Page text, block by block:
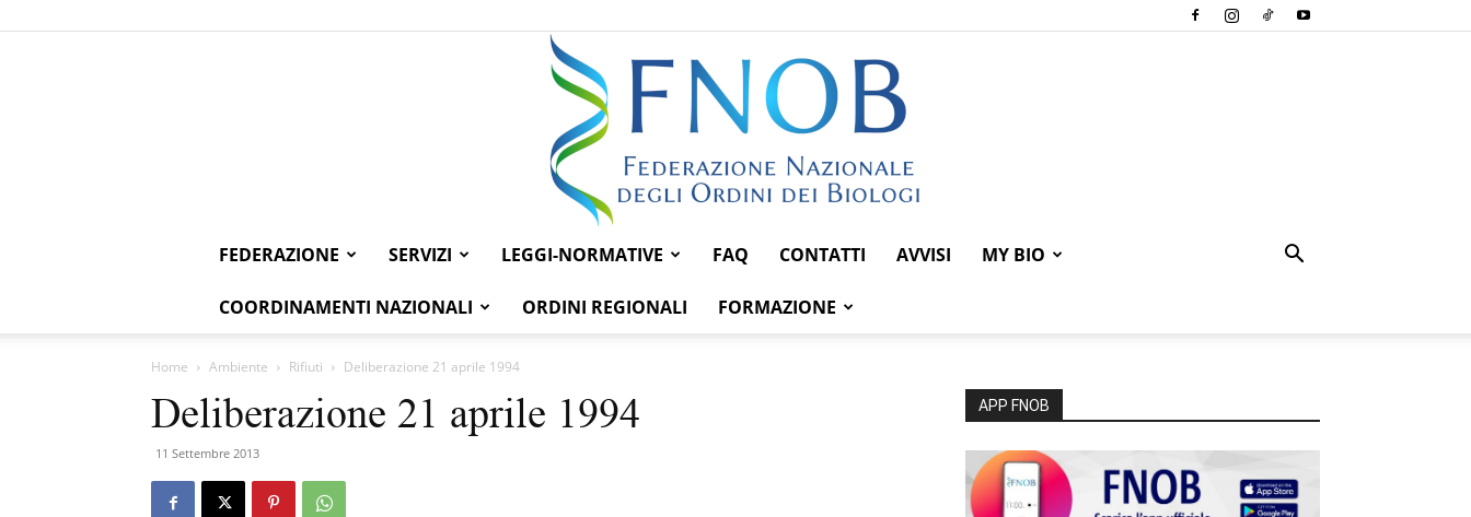
Federazione
FEDERAZIONE SERVIZI LEGGI-NORMATIVE FAQ CONTATTI AVVISI MY BIO
COORDINAMENTI NAZIONALI ORDINI REGIONALI FORMAZIONE
Home Ambiente Rifiuti Deliberazione 21 aprile 1994
Deliberazione 21 aprile 1994
11 Settembre 2013
APP FNOB